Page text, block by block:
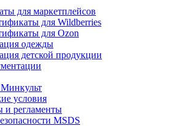
для маркетплейсов
для Wildberries
для Ozon
одежды
детской продукции
условия
и регламенты
MSDS